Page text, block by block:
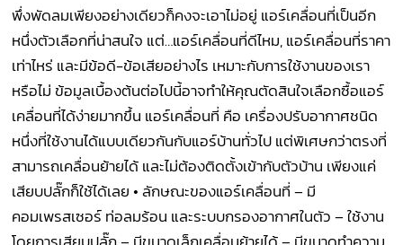
พึ่งพัดลมเพียงอย่างเดียวก็คงจะเอาไม่อยู่ แอร์เคลื่อนที่เป็นอีก
หนึ่งตัวเลือกที่น่าสนใจ แต่…แอร์เคลื่อนที่ดีไหม, แอร์เคลื่อนที่ราคา
เท่าไหร่ และมีข้อดี-ข้อเสียอย่างไร เหมาะกับการใช้งานของเรา
หรือไม่ ข้อมูลเบื้องต้นต่อไปนี้อาจทำให้คุณตัดสินใจเลือกซื้อแอร์
เคลื่อนที่ได้ง่ายมากขึ้น แอร์เคลื่อนที่ คือ เครื่องปรับอากาศชนิด
หนึ่งที่ใช้งานได้แบบเดียวกันกับแอร์บ้านทั่วไป แต่พิเศษกว่าตรงที่
สามารถเคลื่อนย้ายได้ และไม่ต้องติดตั้งเข้ากับตัวบ้าน เพียงแค่
เสียบปลั๊กก็ใช้ได้เลย • ลักษณะของแอร์เคลื่อนที่ – มี
คอมเพรสเซอร์ ท่อลมร้อน และระบบกรองอากาศในตัว – ใช้งาน